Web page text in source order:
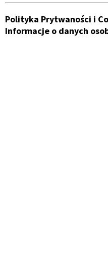
Polityka Prytwaności i
Informacje o danych